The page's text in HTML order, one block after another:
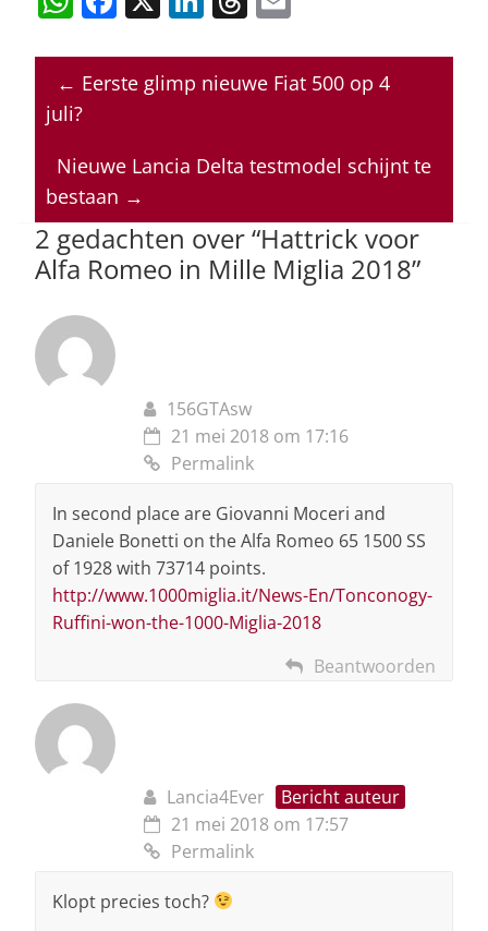
h
at
s
p
p
a
c
e
o
o
k
n
k
e
n
h
re
a
s
ai
l
← Eerste glimp nieuwe Fiat 500 op 4
juli?
Nieuwe Lancia Delta testmodel schijnt te
bestaan →
2 gedachten over “Hattrick voor
Alfa Romeo in Mille Miglia 2018”
156GTAsw
21 mei 2018 om 17:16
Permalink
In second place are Giovanni Moceri and
Daniele Bonetti on the Alfa Romeo 65 1500 SS
of 1928 with 73714 points.
http://www.1000miglia.it/News-En/Tonconogy-
Ruffini-won-the-1000-Miglia-2018
Beantwoorden
Lancia4Ever
Bericht auteur
21 mei 2018 om 17:57
Permalink
Klopt precies toch?